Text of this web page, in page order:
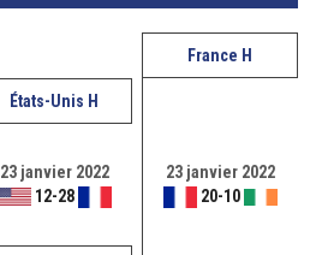
France H
États-Unis H
23 janvier 2022
20-10
23 janvier 2022
12-28